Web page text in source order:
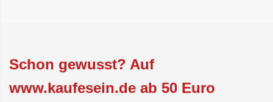
Schon gewusst? Auf
www.kaufesein.de ab 50 Euro